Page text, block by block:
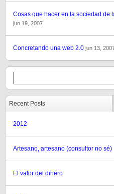
Cosas que hacer en la sociedad de
jun 19, 2007
Concretando una web 2.0 jun 13,
Recent Posts
2012
Artesano, artesano (consultor no sé)
El valor del dinero